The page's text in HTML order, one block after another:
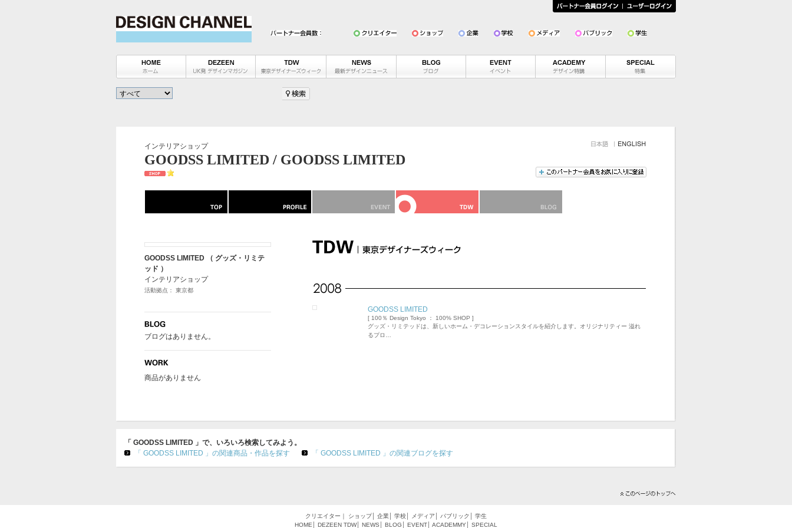
インテリアショップ
GOODSS LIMITED / GOODSS LIMITED
GOODSS LIMITED
[ 100％ Design Tokyo ： 100% SHOP ]
グッズ・リミテッドは、新しいホーム・デコレーションスタイルを紹介します。オリジナリティー 溢れ
るプロ…
GOODSS LIMITED （ グッズ・リミテ
ッド ）
インテリアショップ
活動拠点： 東京都
ブログはありません。
商品がありません
「 GOODSS LIMITED 」で、いろいろ検索してみよう。
「 GOODSS LIMITED 」の関連商品・作品を探す
「 GOODSS LIMITED 」の関連ブログを探す
クリエイター ｜ ショップ│ 企業 学校 メディア パブリック
学生
HOME
DEZEEN TDW│ NEWS BLOG EVENT ACADEMMY SPECIAL